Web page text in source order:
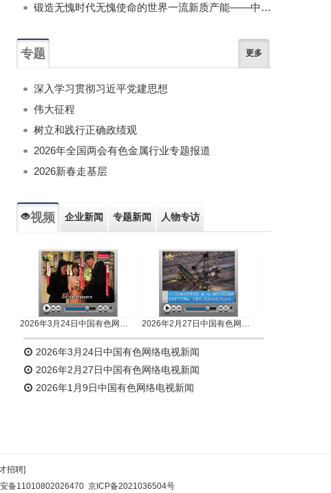
锻造无愧时代无愧使命的世界一流新质产能——中国有色金属工业的战略应对与破局之道（二）
专题 更多
深入学习贯彻习近平党建思想
伟大征程
树立和践行正确政绩观
2026年全国两会有色金属行业专题报道
2026新春走基层
视频 企业新闻 专题新闻 人物专访
2026年3月24日中国有色网络电视新闻 2026年2月27日中国有色网络电视新闻
2026年3月24日中国有色网络电视新闻
2026年2月27日中国有色网络电视新闻
2026年1月9日中国有色网络电视新闻
招聘]
备11010802026470 京ICP备2021036504号